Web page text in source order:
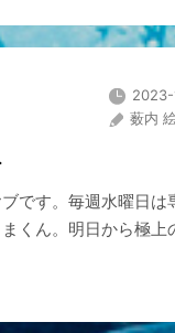
2023-
薮内
です。毎週水曜日は
くん。明日から極上